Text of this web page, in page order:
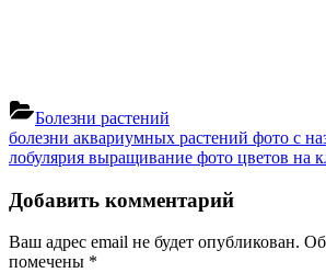
Болезни растений
Навигация
по
записям
Previous
Post:
болезни аквариумных растений фото с
Next
лобулярия выращивание фото цветов на
Добавить комментарий
Ваш адрес email не будет опубликован.
помечены *